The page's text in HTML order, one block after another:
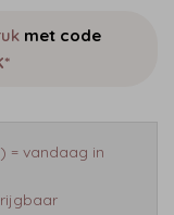
met code
= vandaag in